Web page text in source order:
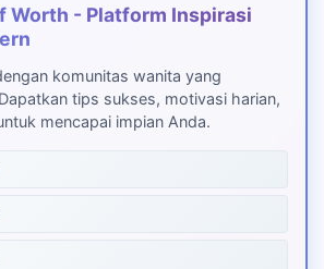
Worth - Platform Inspirasi
komunitas wanita yang
tips sukses, motivasi harian,
mencapai impian Anda.